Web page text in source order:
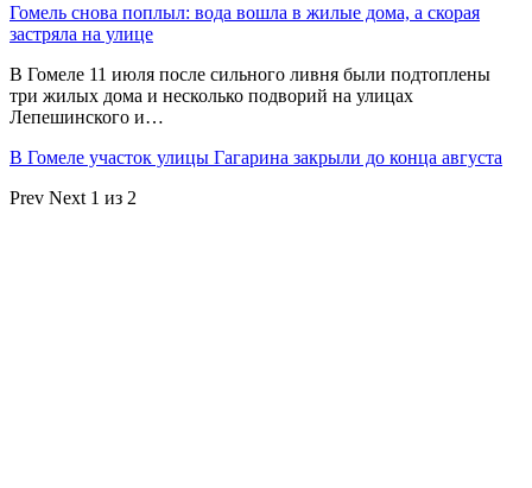
Гомель снова поплыл: вода вошла в жилые дома, а скорая
застряла на улице
В Гомеле 11 июля после сильного ливня были подтоплены
три жилых дома и несколько подворий на улицах
Лепешинского и…
В Гомеле участок улицы Гагарина закрыли до конца августа
Prev Next 1 из 2